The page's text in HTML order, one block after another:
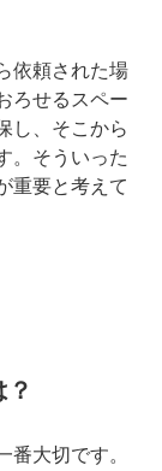
依頼された場
ろせるスペー
し、そこから
。そういった
重要と考えて
番大切です。